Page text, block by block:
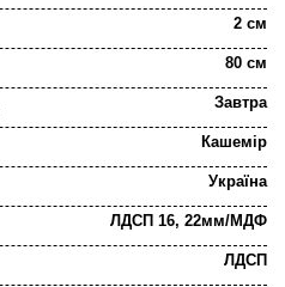
2 см
80 см
Завтра
Кашемір
Україна
ЛДСП 16, 22мм/МДФ
ЛДСП